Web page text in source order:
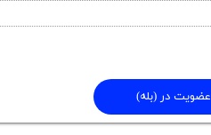
عضویت در (بله)